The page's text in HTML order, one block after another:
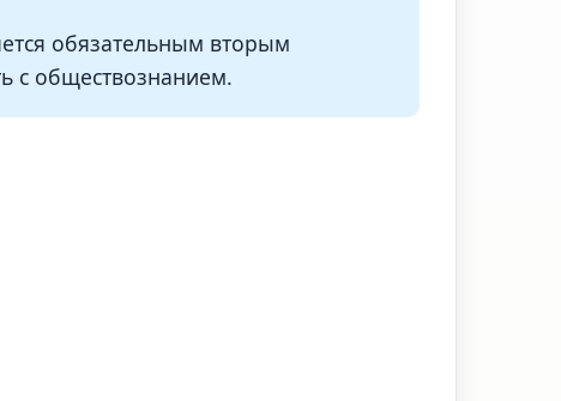
обязательным вторым
с обществознанием.